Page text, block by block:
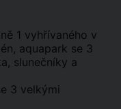
1 vyhřívaného v
aquapark se 3
slunečníky a
3 velkými